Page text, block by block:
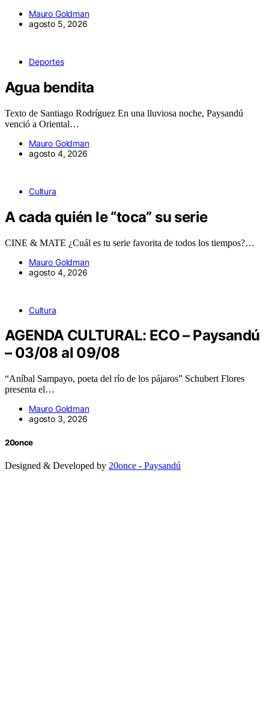
Mauro Goldman
agosto 5, 2026
Deportes
Agua bendita
Texto de Santiago Rodríguez En una lluviosa noche, Paysandú
venció a Oriental…
Mauro Goldman
agosto 4, 2026
Cultura
A cada quién le “toca” su serie
CINE & MATE ¿Cuál es tu serie favorita de todos los tiempos?…
Mauro Goldman
agosto 4, 2026
Cultura
AGENDA CULTURAL: ECO – Paysandú
– 03/08 al 09/08
“Aníbal Sampayo, poeta del río de los pájaros” Schubert Flores
presenta el…
Mauro Goldman
agosto 3, 2026
20once
Designed & Developed by 20once - Paysandú